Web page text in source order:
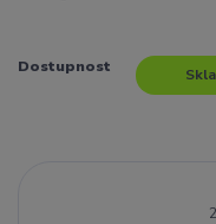
Dostupnost